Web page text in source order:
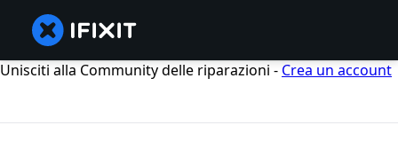
Unisciti alla Community delle riparazioni - Crea un account